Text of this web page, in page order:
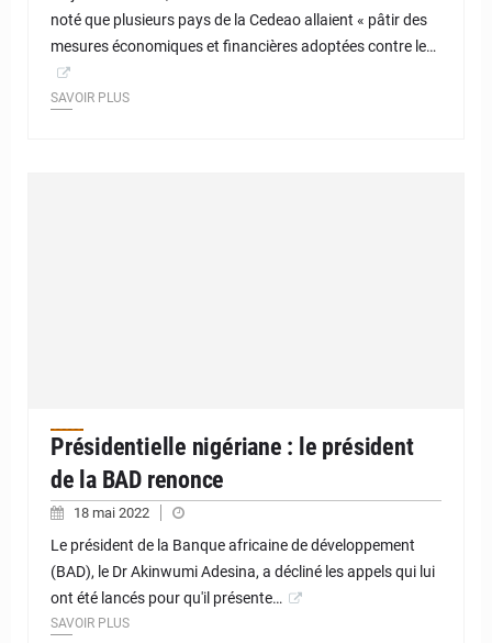
noté que plusieurs pays de la Cedeao allaient « pâtir des
mesures économiques et financières adoptées contre le…
SAVOIR PLUS
Présidentielle nigériane : le président
de la BAD renonce
18 mai 2022
Le président de la Banque africaine de développement
(BAD), le Dr Akinwumi Adesina, a décliné les appels qui lui
ont été lancés pour qu'il présente…
SAVOIR PLUS